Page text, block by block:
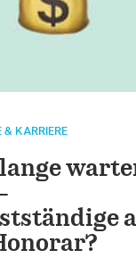
& KARRIERE